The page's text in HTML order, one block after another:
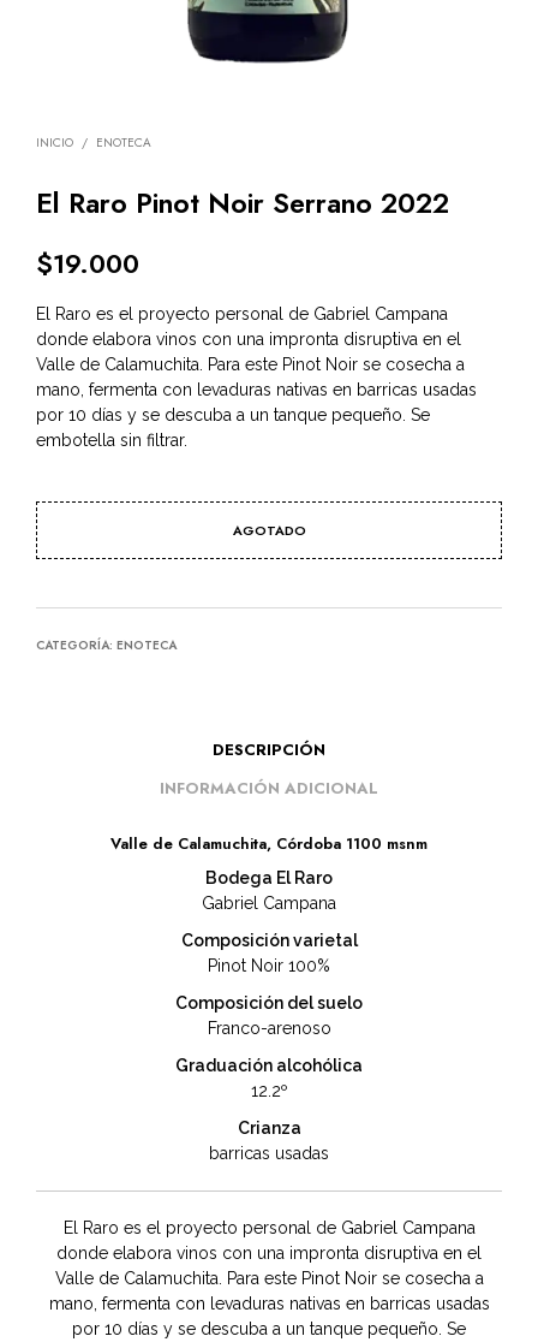
INICIO / ENOTECA
El Raro Pinot Noir Serrano 2022
$19.000
El Raro es el proyecto personal de Gabriel Campana
donde elabora vinos con una impronta disruptiva en el
Valle de Calamuchita. Para este Pinot Noir se cosecha a
mano, fermenta con levaduras nativas en barricas usadas
por 10 días y se descuba a un tanque pequeño. Se
embotella sin filtrar.
AGOTADO
CATEGORÍA: ENOTECA
DESCRIPCIÓN
INFORMACIÓN ADICIONAL
Valle de Calamuchita, Córdoba 1100 msnm
Bodega El Raro
Gabriel Campana
Composición varietal
Pinot Noir 100%
Composición del suelo
Franco-arenoso
Graduación alcohólica
12.2º
Crianza
barricas usadas
El Raro es el proyecto personal de Gabriel Campana
donde elabora vinos con una impronta disruptiva en el
Valle de Calamuchita. Para este Pinot Noir se cosecha a
mano, fermenta con levaduras nativas en barricas usadas
por 10 días y se descuba a un tanque pequeño. Se